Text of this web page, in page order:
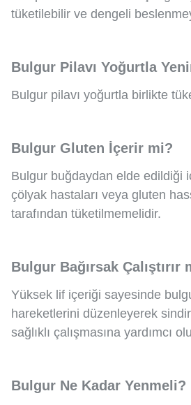
tüketilebilir ve dengeli
Bulgur Pilavı Yoğurtla
Bulgur pilavı yoğurtla birlikte
Bulgur Gluten İçerir mi?
Bulgur buğdaydan elde edildiği
çölyak hastaları veya gluten
tarafından tüketilmemelidir.
Bulgur Bağırsak Çalıştırır
Yüksek lif içeriği sayesinde
hareketlerini düzenleyerek
sağlıklı çalışmasına yardımcı
Bulgur Ne Kadar Yenmeli?